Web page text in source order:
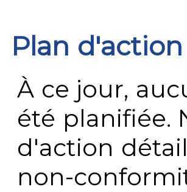
Plan d'action
À ce jour,
été planifiée.
d'action
non-